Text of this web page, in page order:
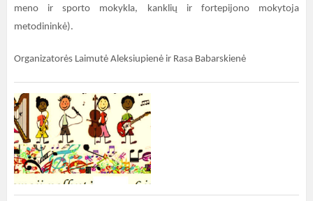
meno ir sporto mokykla, kanklių ir fortepijono mokytoja
metodininkė).
Organizatorės Laimutė Aleksiupienė ir Rasa Babarskienė